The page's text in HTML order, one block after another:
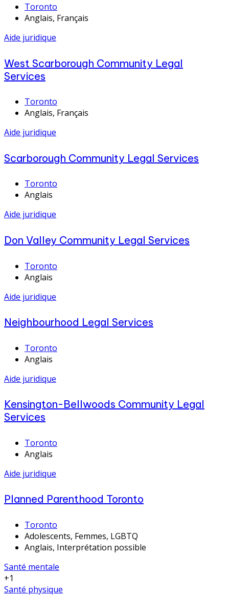
Toronto
Anglais, Français
Aide juridique
West Scarborough Community Legal
Services
Toronto
Anglais, Français
Aide juridique
Scarborough Community Legal Services
Toronto
Anglais
Aide juridique
Don Valley Community Legal Services
Toronto
Anglais
Aide juridique
Neighbourhood Legal Services
Toronto
Anglais
Aide juridique
Kensington-Bellwoods Community Legal
Services
Toronto
Anglais
Aide juridique
Planned Parenthood Toronto
Toronto
Adolescents, Femmes, LGBTQ
Anglais, Interprétation possible
Santé mentale
+1
Santé physique